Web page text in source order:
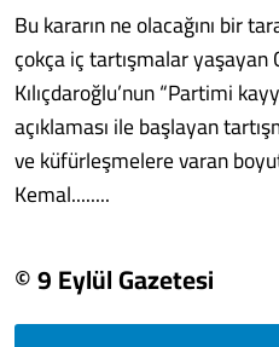
Bu kararın ne olacağını bir
çokça iç tartışmalar yaşayan
Kılıçdaroğlu’nun “Partimi
açıklaması ile başlayan
ve küfürleşmelere varan
Kemal........
© 9 Eylül Gazetesi